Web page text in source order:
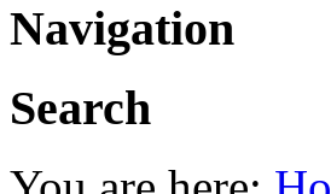
Navigation
Search